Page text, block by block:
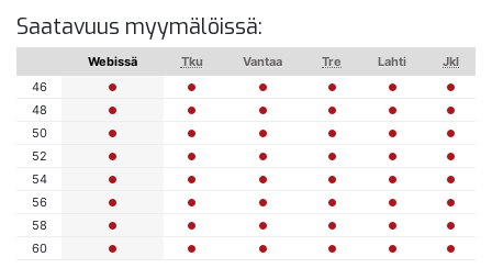
Saatavuus myymälöissä:
Webissä Tku Vantaa Tre Lahti
Jkl
46
48
50
52
54
56
58
60